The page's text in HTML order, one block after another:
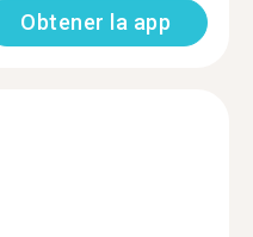
Obtener la app